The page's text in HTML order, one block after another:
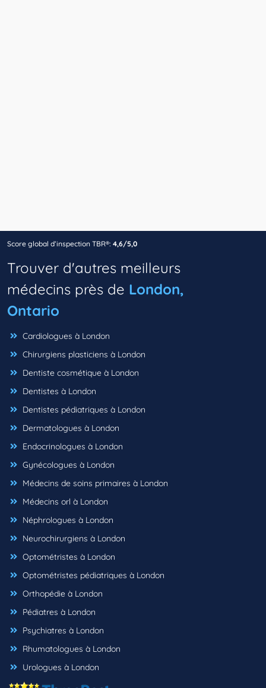
Score global d’inspection TBR®: 4,6/5,0
Trouver d'autres meilleurs
médecins près de London,
Ontario
Cardiologues à London
Chirurgiens plasticiens à London
Dentiste cosmétique à London
Dentistes à London
Dentistes pédiatriques à London
Dermatologues à London
Endocrinologues à London
Gynécologues à London
Médecins de soins primaires à London
Médecins orl à London
Néphrologues à London
Neurochirurgiens à London
Optométristes à London
Optométristes pédiatriques à London
Orthopédie à London
Pédiatres à London
Psychiatres à London
Rhumatologues à London
Urologues à London